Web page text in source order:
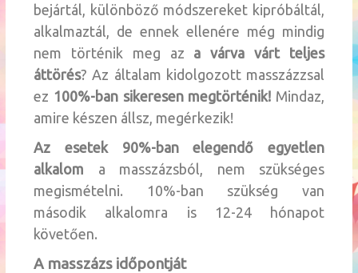
bejártál, különböző módszereket kipróbáltál,
alkalmaztál, de ennek ellenére még mindig
nem történik meg az a várva várt teljes
áttörés? Az általam kidolgozott masszázzsal
ez 100%-ban sikeresen megtörténik! Mindaz,
amire készen állsz, megérkezik!
Az esetek 90%-ban elegendő egyetlen
alkalom a masszázsból, nem szükséges
megismételni. 10%-ban szükség van
második alkalomra is 12-24 hónapot
követően.
A masszázs időpontját